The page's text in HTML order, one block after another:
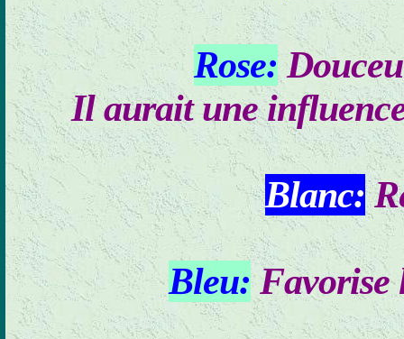
Rose:
Il aurait une
Blanc:
Bleu:Favorise